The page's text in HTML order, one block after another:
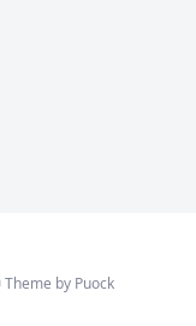
Theme by Puock